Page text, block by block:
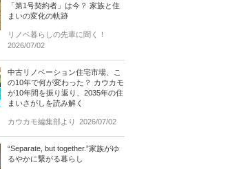
「第1号契約者」は今？ 家族と住
まいの変化の軌跡
リノベ暮らしの先輩に聞く！
2026/07/02
中古リノベーション住宅市場、こ
の10年で何が変わった？ カウカモ
が10年間を振り返り、2035年の住
まいさがしを読み解く
カウカモ編集部より 2026/07/02
“Separate, but together.”家族がゆ
るやかに繋がる暮らし